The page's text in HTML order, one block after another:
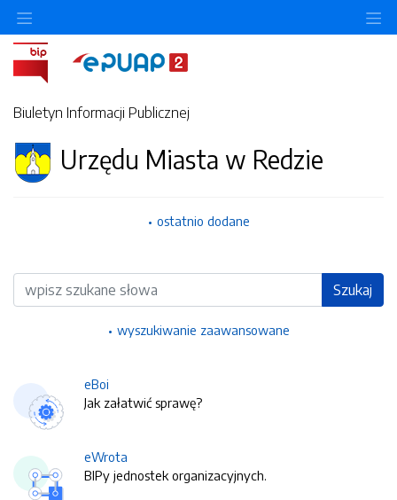
Biuletyn Informacji Publicznej
Urzędu Miasta w Redzie
ostatnio dodane
Wyszukiwarka Szukaj
wyszukiwanie zaawansowane
eBoi
Jak załatwić sprawę?
eWrota
BIPy jednostek organizacyjnych.